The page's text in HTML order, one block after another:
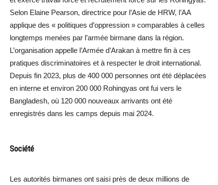
Selon Elaine Pearson, directrice pour l’Asie de HRW, l’AA
applique des « politiques d’oppression » comparables à celles
longtemps menées par l’armée birmane dans la région.
L’organisation appelle l’Armée d’Arakan à mettre fin à ces
pratiques discriminatoires et à respecter le droit international.
Depuis fin 2023, plus de 400 000 personnes ont été déplacées
en interne et environ 200 000 Rohingyas ont fui vers le
Bangladesh, où 120 000 nouveaux arrivants ont été
enregistrés dans les camps depuis mai 2024.
Société
Les autorités birmanes ont saisi près de deux millions de